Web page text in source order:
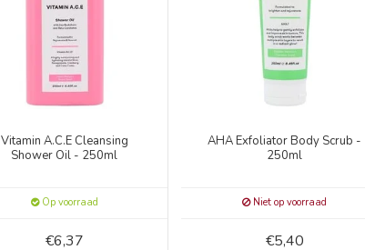
Vitamin A.C.E Cleansing
Shower Oil - 250ml
Op voorraad
€6,37
AHA Exfoliator Body Scrub -
250ml
Niet op voorraad
€5,40